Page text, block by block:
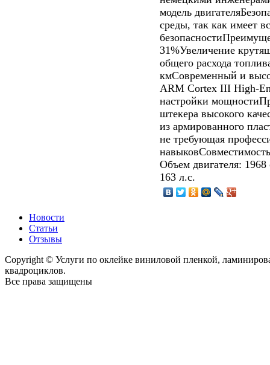
модель
среды, так как имеет
31%Увеличение
общего расхода
кмСовременный и
ARM Cortex III High-
настройки
штекера высокого
из армированного
не требующая
Объем двигателя:
163 л.с.
Новости
Статьи
Отзывы
Copyright © Услуги по оклейке виниловой пленкой,
квадроциклов.
Все права защищены